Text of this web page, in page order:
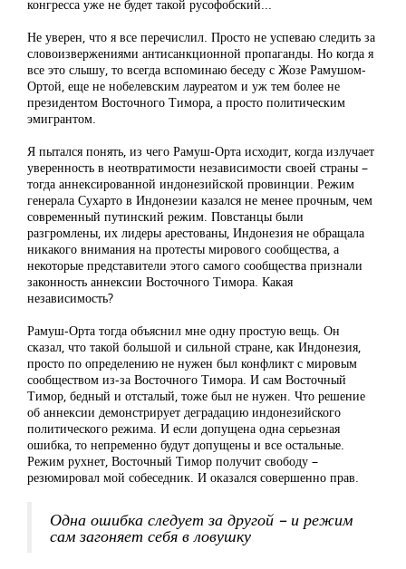
конгресса уже не будет такой русофобский...
Не уверен, что я все перечислил. Просто не успеваю следить за
словоизвержениями антисанкционной пропаганды. Но когда я
все это слышу, то всегда вспоминаю беседу с Жозе Рамушом-
Ортой, еще не нобелевским лауреатом и уж тем более не
президентом Восточного Тимора, а просто политическим
эмигрантом.
Я пытался понять, из чего Рамуш-Орта исходит, когда излучает
уверенность в неотвратимости независимости своей страны –
тогда аннексированной индонезийской провинции. Режим
генерала Сухарто в Индонезии казался не менее прочным, чем
современный путинский режим. Повстанцы были
разгромлены, их лидеры арестованы, Индонезия не обращала
никакого внимания на протесты мирового сообщества, а
некоторые представители этого самого сообщества признали
законность аннексии Восточного Тимора. Какая
независимость?
Рамуш-Орта тогда объяснил мне одну простую вещь. Он
сказал, что такой большой и сильной стране, как Индонезия,
просто по определению не нужен был конфликт с мировым
сообществом из-за Восточного Тимора. И сам Восточный
Тимор, бедный и отсталый, тоже был не нужен. Что решение
об аннексии демонстрирует деградацию индонезийского
политического режима. И если допущена одна серьезная
ошибка, то непременно будут допущены и все остальные.
Режим рухнет, Восточный Тимор получит свободу –
резюмировал мой собеседник. И оказался совершенно прав.
Одна ошибка следует за другой – и режим
сам загоняет себя в ловушку